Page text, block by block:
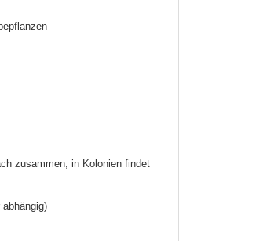
zusammen, in Kolonien findet